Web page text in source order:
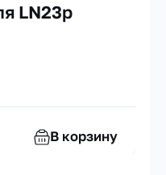
LN23p
В корзину